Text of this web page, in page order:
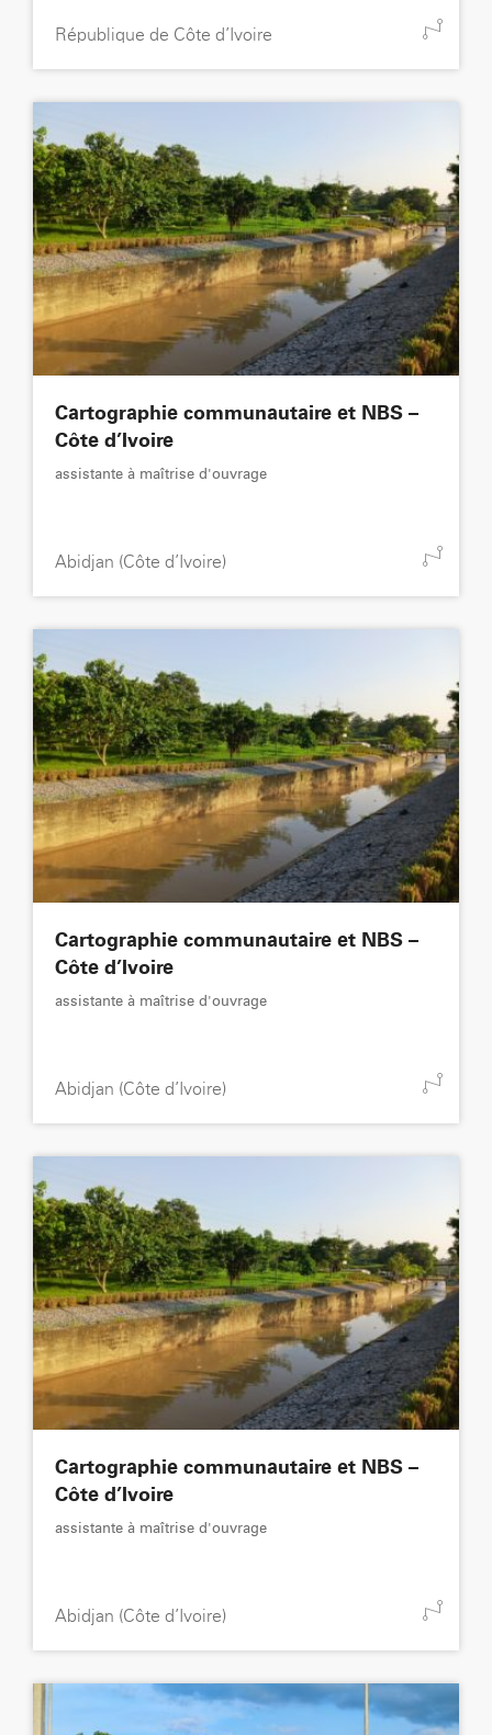
République de Côte d’Ivoire
Cartographie communautaire et NBS –
Côte d’Ivoire
assistante à maîtrise d'ouvrage
Abidjan (Côte d’Ivoire)
Cartographie communautaire et NBS –
Côte d’Ivoire
assistante à maîtrise d'ouvrage
Abidjan (Côte d’Ivoire)
Cartographie communautaire et NBS –
Côte d’Ivoire
assistante à maîtrise d'ouvrage
Abidjan (Côte d’Ivoire)